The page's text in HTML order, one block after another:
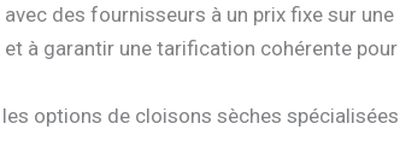
des fournisseurs à un prix fixe sur une
à garantir une tarification cohérente pour
options de cloisons sèches spécialisées